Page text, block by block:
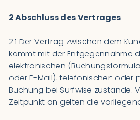
2 Abschluss des Vertrages
2.1 Der Vertrag zwischen dem
kommt mit der Entgegennahme
elektronischen
oder E-Mail), telefonischen oder
Buchung bei Surfwise zustande.
Zeitpunkt an gelten die